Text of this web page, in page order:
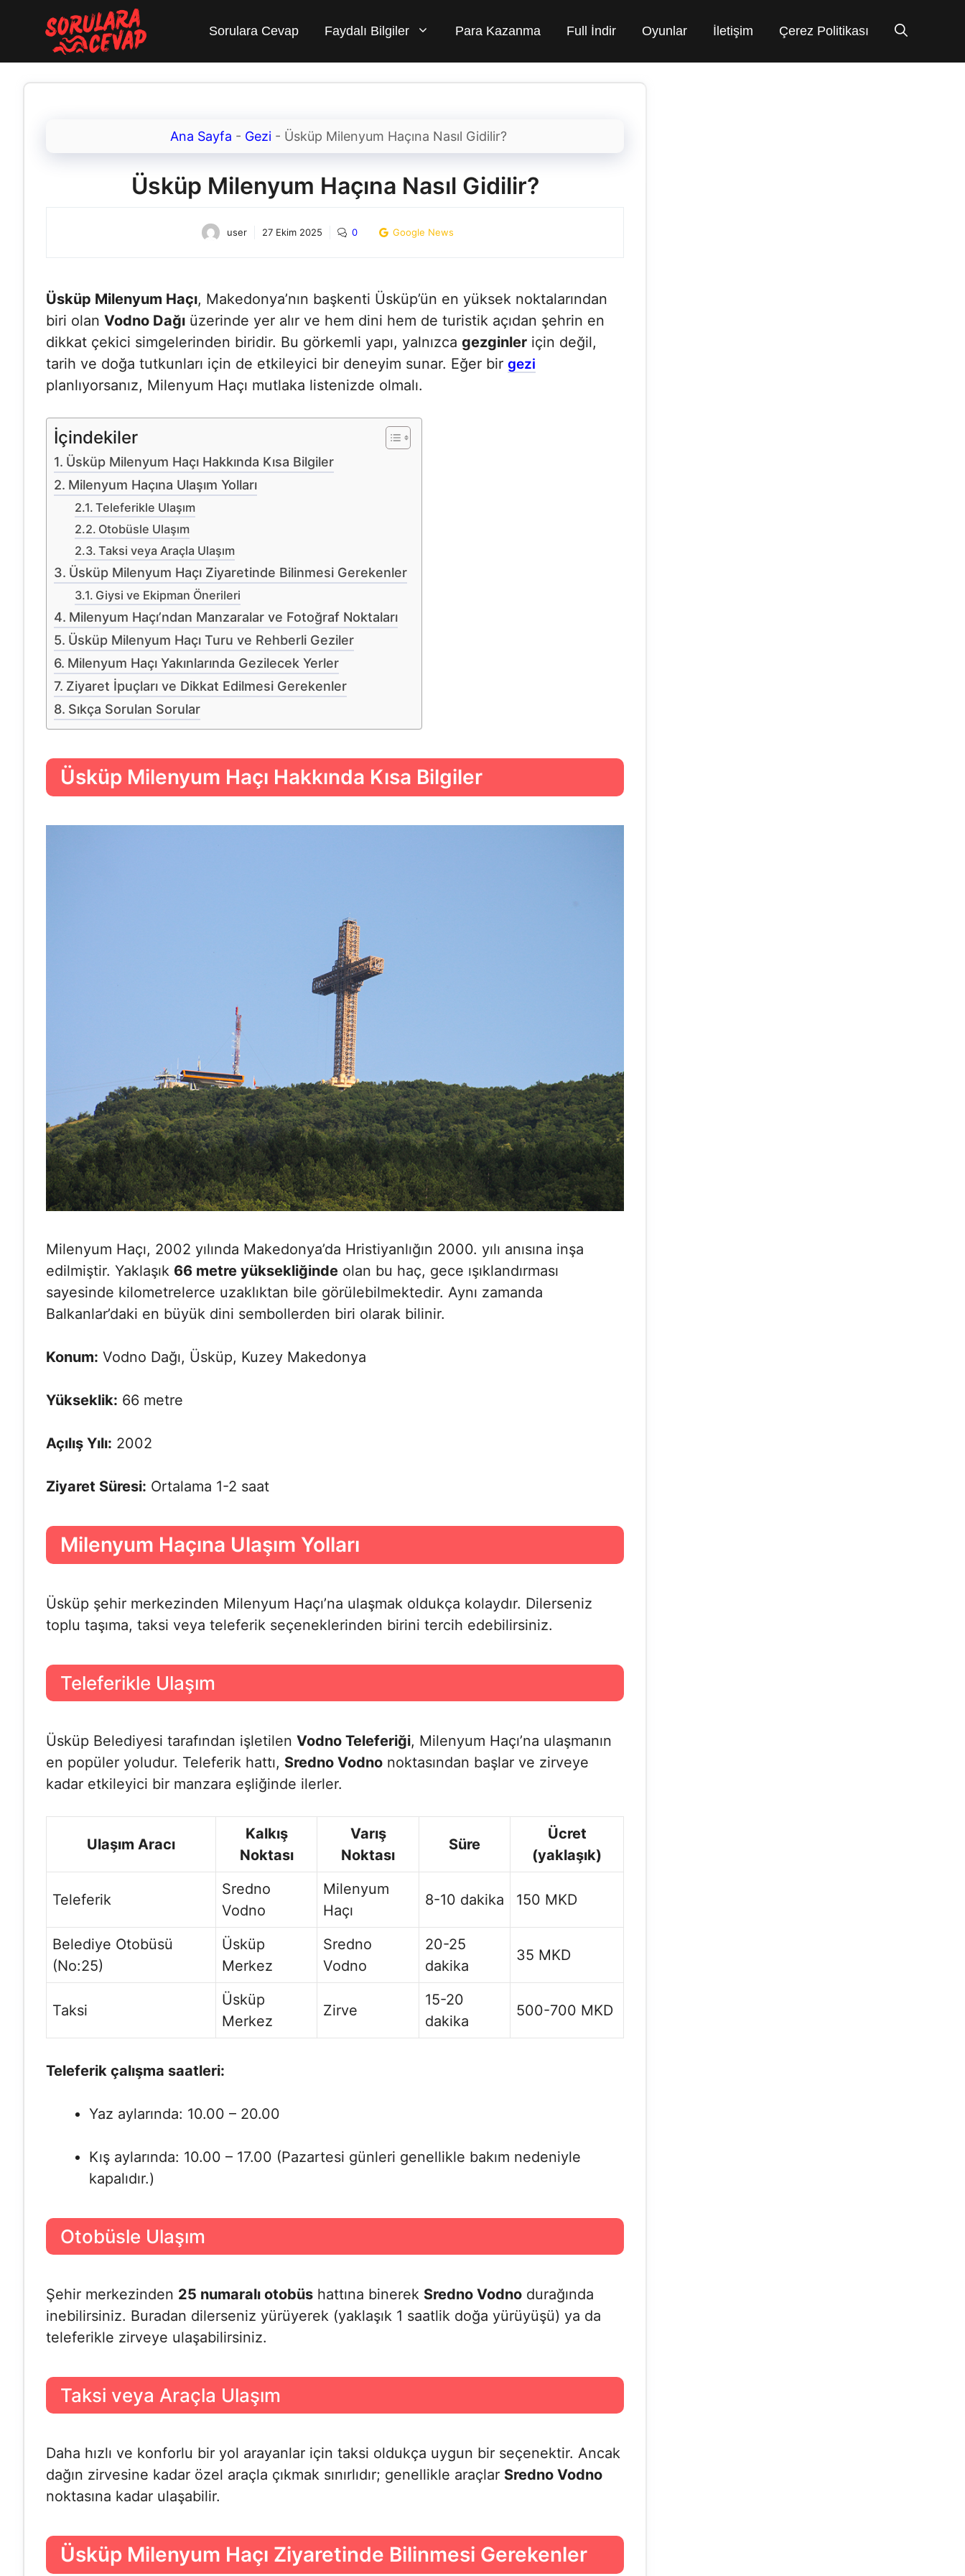
Sorulara Cevap Faydalı Bilgiler Para Kazanma Full İndir Oyunlar İletişim Çerez Politikası
Ana Sayfa - Gezi - Üsküp Milenyum Haçına Nasıl Gidilir?
Üsküp Milenyum Haçına Nasıl Gidilir?
user 27 Ekim 2025 0 Google News
Üsküp Milenyum Haçı, Makedonya’nın başkenti Üsküp’ün en yüksek noktalarından
biri olan Vodno Dağı üzerinde yer alır ve hem dini hem de turistik açıdan şehrin en
dikkat çekici simgelerinden biridir. Bu görkemli yapı, yalnızca gezginler için değil,
tarih ve doğa tutkunları için de etkileyici bir deneyim sunar. Eğer bir gezi
planlıyorsanız, Milenyum Haçı mutlaka listenizde olmalı.
İçindekiler
Üsküp Milenyum Haçı Hakkında Kısa Bilgiler
Milenyum Haçına Ulaşım Yolları
Teleferikle Ulaşım
Otobüsle Ulaşım
Taksi veya Araçla Ulaşım
Üsküp Milenyum Haçı Ziyaretinde Bilinmesi Gerekenler
Giysi ve Ekipman Önerileri
Milenyum Haçı’ndan Manzaralar ve Fotoğraf Noktaları
Üsküp Milenyum Haçı Turu ve Rehberli Geziler
Milenyum Haçı Yakınlarında Gezilecek Yerler
Ziyaret İpuçları ve Dikkat Edilmesi Gerekenler
Sıkça Sorulan Sorular
Üsküp Milenyum Haçı Hakkında Kısa Bilgiler
Milenyum Haçı, 2002 yılında Makedonya’da Hristiyanlığın 2000. yılı anısına inşa
edilmiştir. Yaklaşık 66 metre yüksekliğinde olan bu haç, gece ışıklandırması
sayesinde kilometrelerce uzaklıktan bile görülebilmektedir. Aynı zamanda
Balkanlar’daki en büyük dini sembollerden biri olarak bilinir.
Konum: Vodno Dağı, Üsküp, Kuzey Makedonya
Yükseklik: 66 metre
Açılış Yılı: 2002
Ziyaret Süresi: Ortalama 1-2 saat
Milenyum Haçına Ulaşım Yolları
Üsküp şehir merkezinden Milenyum Haçı’na ulaşmak oldukça kolaydır. Dilerseniz
toplu taşıma, taksi veya teleferik seçeneklerinden birini tercih edebilirsiniz.
Teleferikle Ulaşım
Üsküp Belediyesi tarafından işletilen Vodno Teleferiği, Milenyum Haçı’na ulaşmanın
en popüler yoludur. Teleferik hattı, Sredno Vodno noktasından başlar ve zirveye
kadar etkileyici bir manzara eşliğinde ilerler.
Ulaşım Aracı
Kalkış
Noktası
Varış
Noktası
Süre
Ücret
(yaklaşık)
Teleferik
Sredno
Vodno
Milenyum
Haçı
8-10 dakika 150 MKD
Belediye Otobüsü
(No:25)
Üsküp
Merkez
Sredno
Vodno
20-25
dakika
35 MKD
Taksi
Üsküp
Merkez
Zirve
15-20
dakika
500-700 MKD
Teleferik çalışma saatleri:
Yaz aylarında: 10.00 – 20.00
Kış aylarında: 10.00 – 17.00 (Pazartesi günleri genellikle bakım nedeniyle
kapalıdır.)
Otobüsle Ulaşım
Şehir merkezinden 25 numaralı otobüs hattına binerek Sredno Vodno durağında
inebilirsiniz. Buradan dilerseniz yürüyerek (yaklaşık 1 saatlik doğa yürüyüşü) ya da
teleferikle zirveye ulaşabilirsiniz.
Taksi veya Araçla Ulaşım
Daha hızlı ve konforlu bir yol arayanlar için taksi oldukça uygun bir seçenektir. Ancak
dağın zirvesine kadar özel araçla çıkmak sınırlıdır; genellikle araçlar Sredno Vodno
noktasına kadar ulaşabilir.
Üsküp Milenyum Haçı Ziyaretinde Bilinmesi Gerekenler